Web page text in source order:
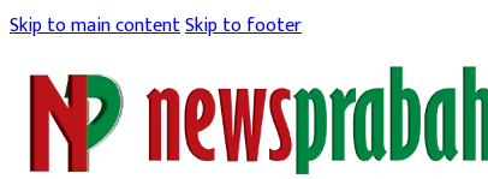
Skip to main contentSkip to footer